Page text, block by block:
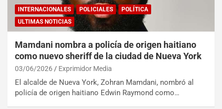
INTERNACIONALES POLICIALES
POLÍTICA
ULTIMAS NOTICIAS
Mamdani nombra a policía de origen haitiano
como nuevo sheriff de la ciudad de Nueva York
03/06/2026 Exprimidor Media
El alcalde de Nueva York, Zohran Mamdani, nombró al
policía de origen haitiano Edwin Raymond como…